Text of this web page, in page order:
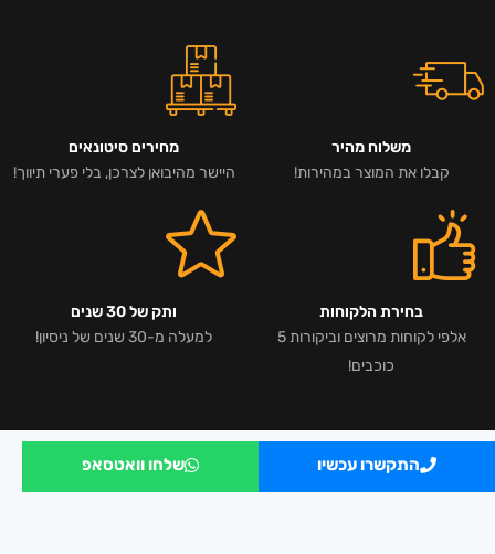
משלוח מהיר
קבלו את המוצר במהירות!
מחירים סיטונאים
היישר מהיבואן לצרכן, בלי פערי תיווך!
בחירת הלקוחות
אלפי לקוחות מרוצים וביקורות 5
כוכבים!
ותק של 30 שנים
למעלה מ-30 שנים של ניסיון!
התקשרו עכשיו שלחו וואטסאפ